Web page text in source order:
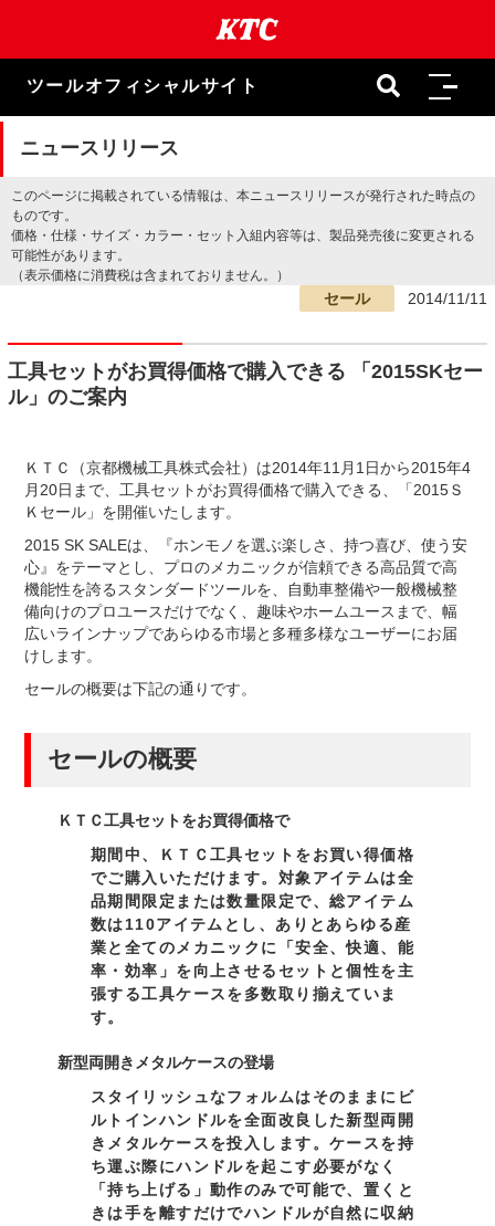
ま
キ
ツールオフィシャルサイト
ニュースリリース
このページに掲載されている情報は、本ニュースリリースが発行された時点の
ものです。
価格・仕様・サイズ・カラー・セット入組内容等は、製品発売後に変更される
可能性があります。
（表示価格に消費税は含まれておりません。）
セール 2014/11/11
工具セットがお買得価格で購入できる 「2015SKセー
ル」のご案内
ＫＴＣ（京都機械工具株式会社）は2014年11月1日から2015年4
月20日まで、工具セットがお買得価格で購入できる、「2015Ｓ
Ｋセール」を開催いたします。
2015 SK SALEは、『ホンモノを選ぶ楽しさ、持つ喜び、使う安
心』をテーマとし、プロのメカニックが信頼できる高品質で高
機能性を誇るスタンダードツールを、自動車整備や一般機械整
備向けのプロユースだけでなく、趣味やホームユースまで、幅
広いラインナップであらゆる市場と多種多様なユーザーにお届
けします。
セールの概要は下記の通りです。
セールの概要
ＫＴＣ工具セットをお買得価格で
期間中、ＫＴＣ工具セットをお買い得価格
でご購入いただけます。対象アイテムは全
品期間限定または数量限定で、総アイテム
数は110アイテムとし、ありとあらゆる産
業と全てのメカニックに「安全、快適、能
率・効率」を向上させるセットと個性を主
張する工具ケースを多数取り揃えていま
す。
新型両開きメタルケースの登場
スタイリッシュなフォルムはそのままにビ
ルトインハンドルを全面改良した新型両開
きメタルケースを投入します。ケースを持
ち運ぶ際にハンドルを起こす必要がなく
「持ち上げる」動作のみで可能で、置くと
きは手を離すだけでハンドルが自然に収納